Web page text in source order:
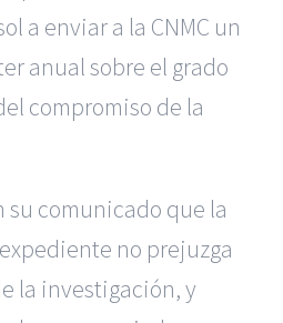
a enviar a la CNMC un
anual sobre el grado
compromiso de la
su comunicado que la
no prejuzga
la investigación, y